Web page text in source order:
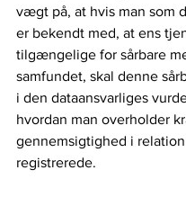
vægt på, at hvis man som
er bekendt med, at ens
tilgængelige for sårbare
samfundet, skal denne
i den dataansvarliges
hvordan man overholder
gennemsigtighed i
registrerede.